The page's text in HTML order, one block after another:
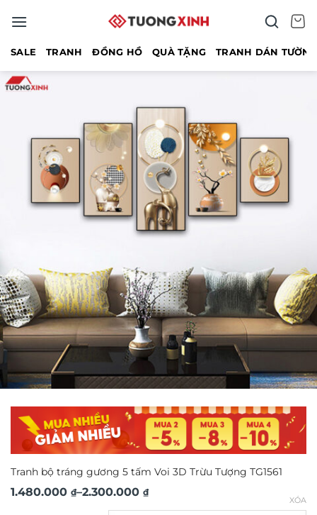
qua
SALE TRANH ĐỒNG HỒ QUÀ TẶNG TRANH DÁN
Tranh bộ tráng gương 5 tấm Voi 3D Trừu Tượng TG1561
1.480.000 ₫–2.300.000 ₫
Khoảng
XÓA